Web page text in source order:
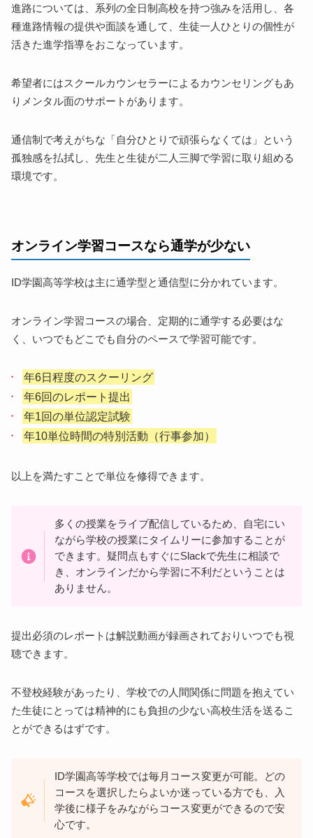
進路については、系列の全日制高校を持つ強みを活用し、各
種進路情報の提供や面談を通して、生徒一人ひとりの個性が
活きた進学指導をおこなっています。
希望者にはスクールカウンセラーによるカウンセリングもあ
りメンタル面のサポートがあります。
通信制で考えがちな「自分ひとりで頑張らなくては」という
孤独感を払拭し、先生と生徒が二人三脚で学習に取り組める
環境です。
オンライン学習コースなら通学が少ない
ID学園高等学校は主に通学型と通信型に分かれています。
オンライン学習コースの場合、定期的に通学する必要はな
く、いつでもどこでも自分のペースで学習可能です。
年6日程度のスクーリング
年6回のレポート提出
年1回の単位認定試験
年10単位時間の特別活動（行事参加）
以上を満たすことで単位を修得できます。
多くの授業をライブ配信しているため、自宅にい
ながら学校の授業にタイムリーに参加することが
できます。疑問点もすぐにSlackで先生に相談で
き、オンラインだから学習に不利だということは
ありません。
提出必須のレポートは解説動画が録画されておりいつでも視
聴できます。
不登校経験があったり、学校での人間関係に問題を抱えてい
た生徒にとっては精神的にも負担の少ない高校生活を送るこ
とができるはずです。
ID学園高等学校では毎月コース変更が可能。どの
コースを選択したらよいか迷っている方でも、入
学後に様子をみながらコース変更ができるので安
心です。